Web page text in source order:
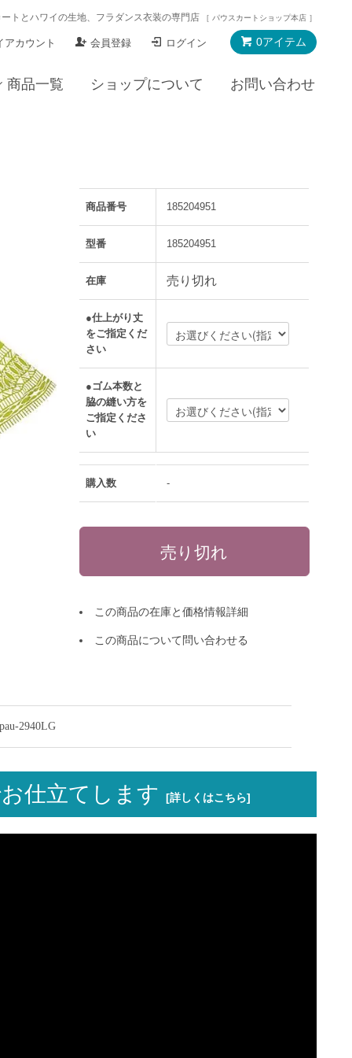
ートとハワイの生地、フラダンス衣装の専門店 ［ パウスカートショップ本店 ］
0アイテム
アカウント 会員登録 ログイン
商品一覧 ショップについて お問い合わせ
商品番号 185204951
型番 185204951
在庫 売り切れ
●仕上がり丈
をご指定くだ
さい
●ゴム本数と
脇の縫い方を
ご指定くださ
い
購入数 -
この商品の在庫と価格情報詳細
この商品について問い合わせる
2940LG
仕立てします [詳しくはこちら]